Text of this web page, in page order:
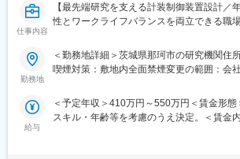
・コードレビュー、技術的意思決定への関
・営業・企画と連携した要件整理・技術的
■当社について
2024年2月に創業から3年11か月で上場した
当社は製造現場の自動化及び省人化を支援
仕事内容
【最先端研究を支える計装制御装置設計／
性とワークライフバランスを両立できる職場
■業務概要
当社では公的研究機関における核融合実験
装置の設計業務を担当いただきます。ハー
化、安全・品質・法規対応まで、幅広く携
す。経験や希望をもとに、研究現場の最先
勤務地
＜勤務地詳細＞茨城県那珂市の研究機関住
喫煙対策：敷地内全面禁煙変更の範囲：会
給与
＜予定年収＞410万円～550万円＜賃金形態
スキル・年齢等を考慮のうえ決定。＜賃金